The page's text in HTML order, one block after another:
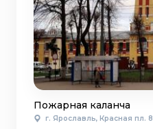
Пожарная каланча
г. Ярославль, Красная пл. 8